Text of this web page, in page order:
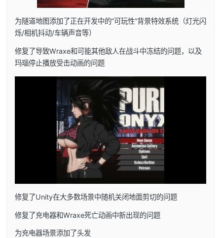
为隧道地图添加了正在开发中的”可玩性”背景特效系统（灯光闪
烁/相机抖动/车辆声音等）
修复了导致Wraxe和可能其他敌人在战斗中冻结的问题，以及
玛瑙停止播放受击动画的问题
修复了Unity在大多数场景中随机关闭地面剪切的问题
修复了充电器和Wraxe死亡动画中新出现的问题
为充电器场景添加了头发